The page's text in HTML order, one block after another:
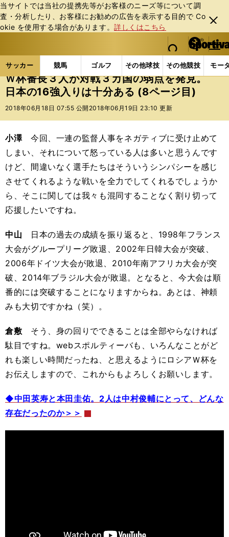
当サイトでは当社の提携先等がお客様のニーズ等について調
査・分析したり、お客様にお勧めの広告を表⽰する⽬的で Co
okie を使⽤する場合があります。詳しくはこちら
閉じ
る
web Sportiva (webスポルティーバ)
検索
マイペ
ー
ジ
メニュ
サッカー 競馬 ゴルフ その他球技 その他競技 モー
ス
ポ
ル
バ
サッカーの記事一覧 海外サッカー 海外サッカー
Ｗ杯番長３人が対戦３カ国の弱点を発見。
日本の16強入りは十分ある (8ページ目)
2018年06月18日 07:55 公開 2018年06月19日 23:10 更新
小澤今回、一連の監督人事をネガティブに受け止めて
しまい、それについて怒っている人は多いと思うんです
けど、間違いなく選手たちはそういうシンパシーを感じ
させてくれるような戦いを全力でしてくれるでしょうか
ら、そこに関しては我々も混同することなく割り切って
応援したいですね。
中山 日本の過去の成績を振り返ると、1998年フランス
大会がグループリーグ敗退、2002年日韓大会が突破、
2006年ドイツ大会が敗退、2010年南アフリカ大会が突
破、2014年ブラジル大会が敗退。となると、今大会は順
番的には突破することになりますからね。あとは、神頼
みも大切ですかね（笑）。
倉敷 そう、身の回りでできることは全部やらなければ
駄目ですね。webスポルティーバも、いろんなことがど
れも楽しい時間だったね、と思えるようにロシアＷ杯を
お伝えしますので、これからもよろしくお願いします。
◆中田英寿と本田圭佑。2人は中村俊輔にとって、どんな
存在だったのか＞＞